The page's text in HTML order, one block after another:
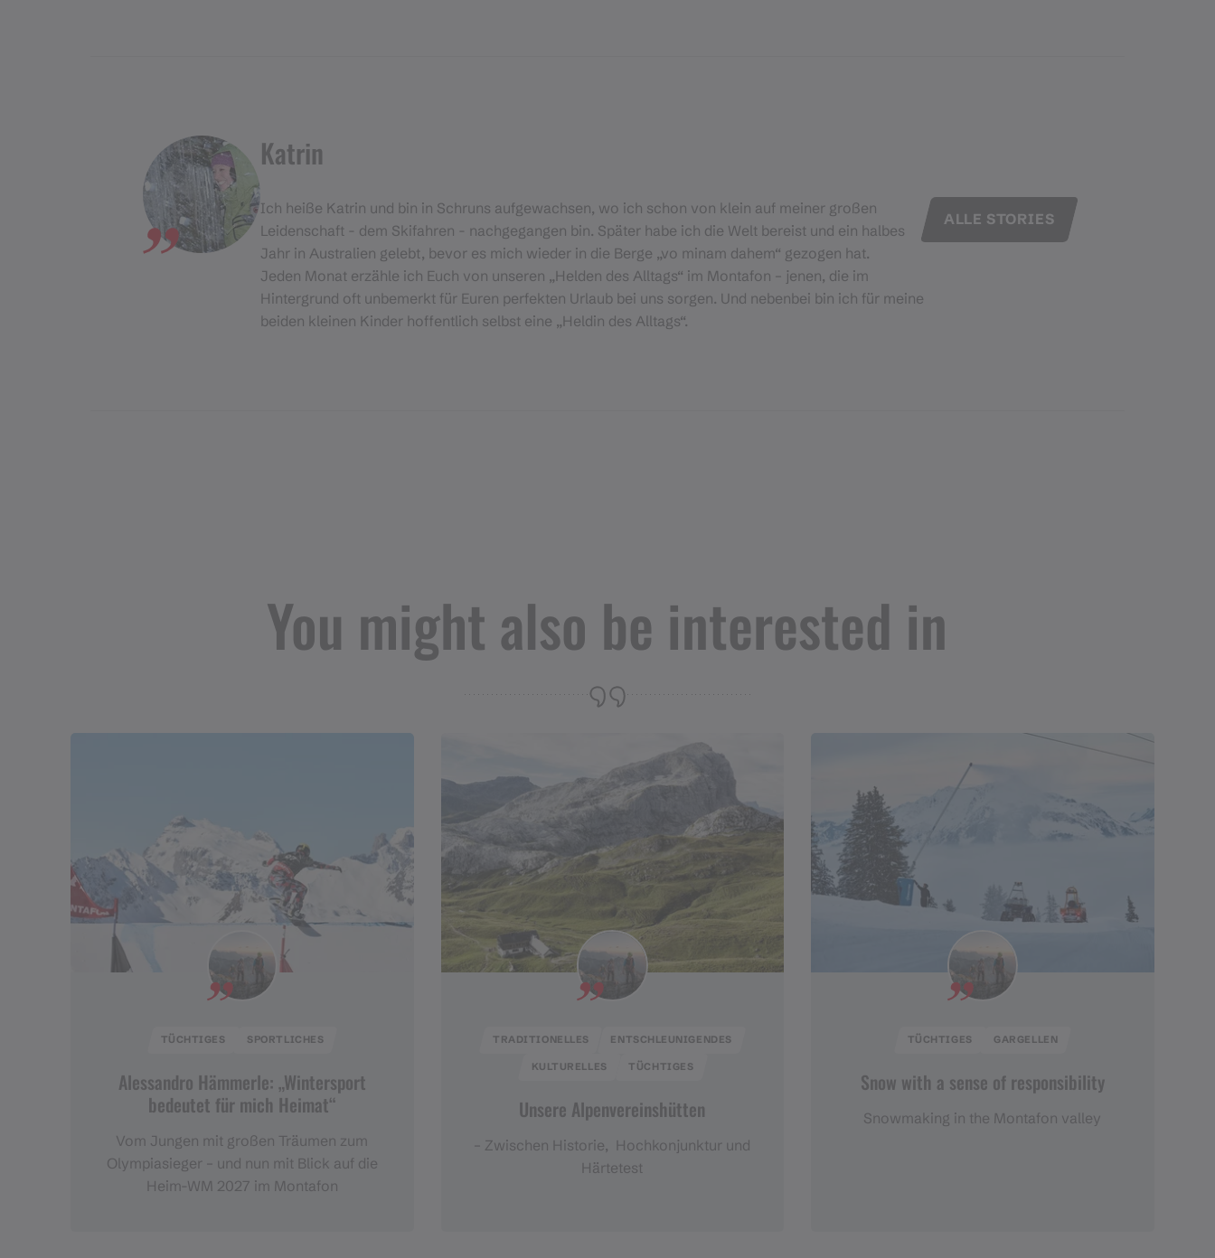
Katrin
Ich heiße Katrin und bin in Schruns aufgewachsen, wo ich schon von klein auf meiner großen
Leidenschaft - dem Skifahren - nachgegangen bin. Später habe ich die Welt bereist und ein halbes
Jahr in Australien gelebt, bevor es mich wieder in die Berge „vo minam dahem“ gezogen hat.
Jeden Monat erzähle ich Euch von unseren „Helden des Alltags“ im Montafon – jenen, die im
Hintergrund oft unbemerkt für Euren perfekten Urlaub bei uns sorgen. Und nebenbei bin ich für meine
beiden kleinen Kinder hoffentlich selbst eine „Heldin des Alltags“.
ALLE STORIES
You might also be interested in
TÜCHTIGES SPORTLICHES
Alessandro Hämmerle: „Wintersport
bedeutet für mich Heimat“
Vom Jungen mit großen Träumen zum
Olympiasieger – und nun mit Blick auf die
Heim-WM 2027 im Montafon
TRADITIONELLES ENTSCHLEUNIGENDES
KULTURELLES TÜCHTIGES
Unsere Alpenvereinshütten
– Zwischen Historie, Hochkonjunktur und
Härtetest
TÜCHTIGES GARGELLEN
Snow with a sense of responsibility
Snowmaking in the Montafon valley